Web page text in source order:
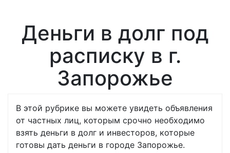
Деньги в долг под
расписку в г.
Запорожье
В этой рубрике вы можете увидеть объявления
от частных лиц, которым срочно необходимо
взять деньги в долг и инвесторов, которые
готовы дать деньги в городе Запорожье.